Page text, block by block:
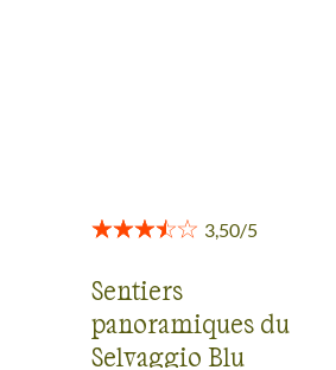
Sentiers
panoramiques du
Selvaggio Blu